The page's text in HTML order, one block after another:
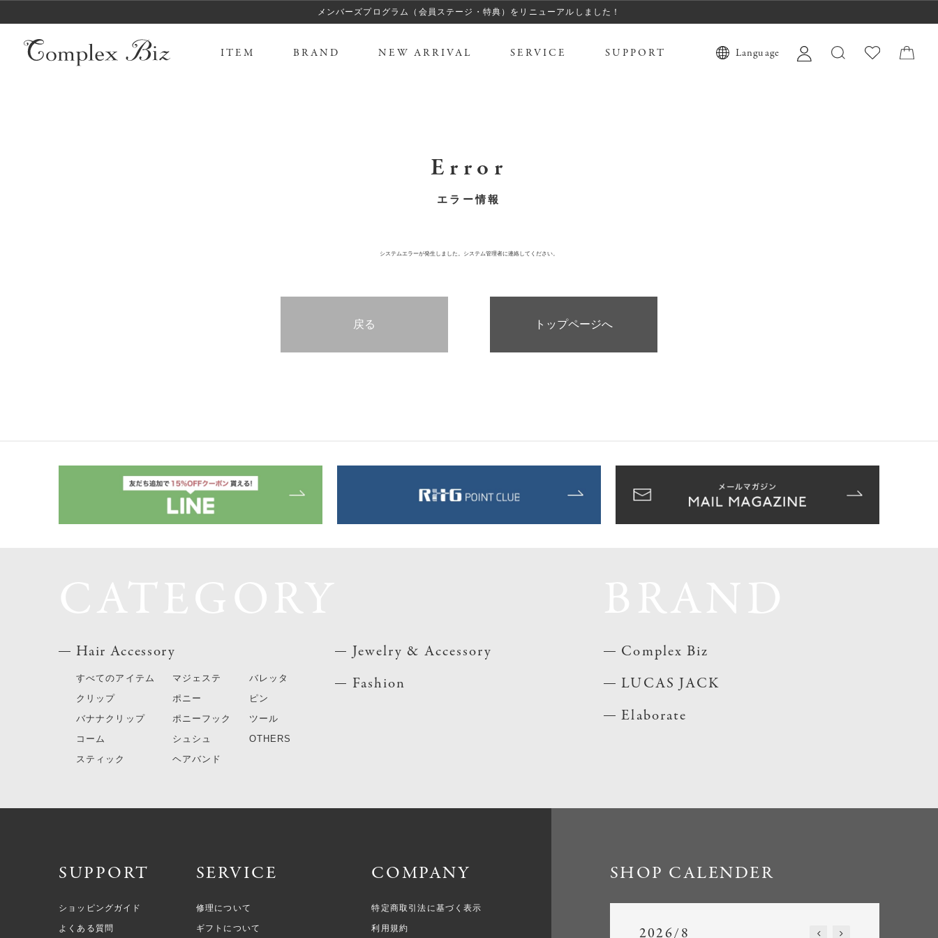
メンバーズプログラム（会員ステージ・特典）をリニューアルしました！
ITEM BRAND NEW ARRIVAL SERVICE SUPPORT Language
Error
エラー情報
システムエラーが発生しました。システム管理者に連絡してください。
戻る トップページへ
Hair Accessory
すべてのアイテム
クリップ
バナナクリップ
コーム
スティック
マジェステ
ポニー
ポニーフック
シュシュ
ヘアバンド
バレッタ
ピン
ツール
OTHERS
Jewelry & Accessory
Fashion
Complex Biz
LUCAS JACK
Elaborate
SUPPORT
ショッピングガイド
よくある質問
SERVICE
修理について
ギフトについて
COMPANY
特定商取引法に基づく表示
利用規約
SHOP CALENDER
2026/8